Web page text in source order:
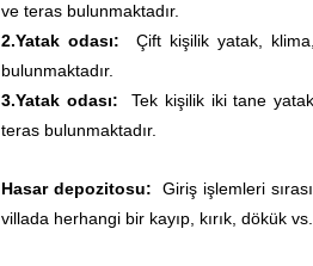
ve teras bulunmaktadır.
2.Yatak odası: Çift kişilik yatak,
bulunmaktadır.
3.Yatak odası: Tek kişilik iki tane
teras bulunmaktadır.
Hasar depozitosu: Giriş işlemleri
villada herhangi bir kayıp, kırık, dökük